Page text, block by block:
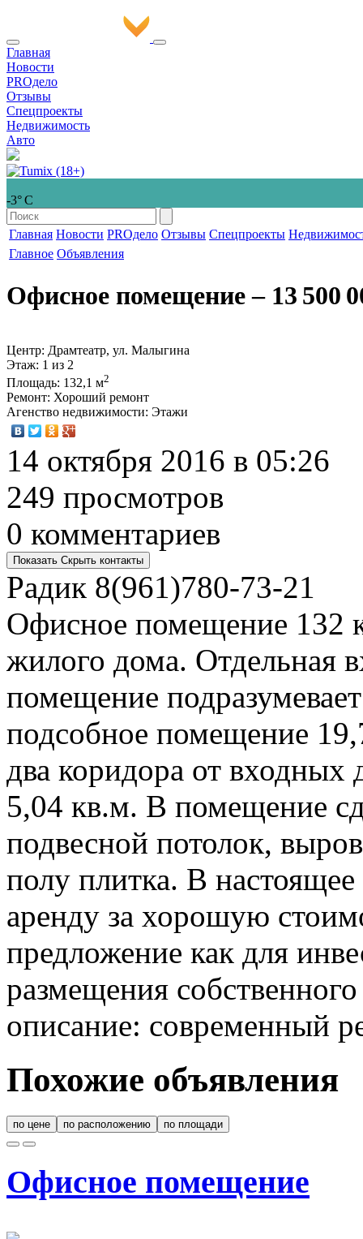
Главная
Новости
PROдело
Отзывы
Спецпроекты
Недвижимость
Авто
-3° С
Главная Новости PROдело Отзывы Спецпроекты
Главное Объявления
Офисное помещение‒ 13 500
Центр: Драмтеатр, ул. Малыгина
Этаж: 1 из 2
Площадь: 132,1 м2
Ремонт: Хороший ремонт
Агенство недвижимости: Этажи
14 октября 2016 в 05:26
249 просмотров
0 комментариев
Показать Скрыть контакты
Радик 8(961)780-73-21
Офисное помещение 132
жилого дома. Отдельная
помещение
подсобное помещение
два коридора от
5,04 кв.м. В помещение
подвесной потолок,
полу плитка. В
аренду за хорошую
предложение как для
размещения
описание: современный
Похожие объявления
по цене по расположению по площади
Офисное помещение